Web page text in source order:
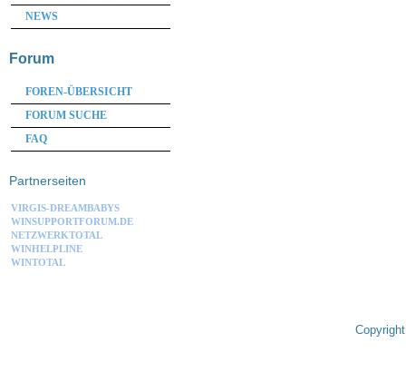
NEWS
Forum
FOREN-ÜBERSICHT
FORUM SUCHE
FAQ
Partnerseiten
VIRGIS-DREAMBABYS
WINSUPPORTFORUM.DE
NETZWERKTOTAL
WINHELPLINE
WINTOTAL